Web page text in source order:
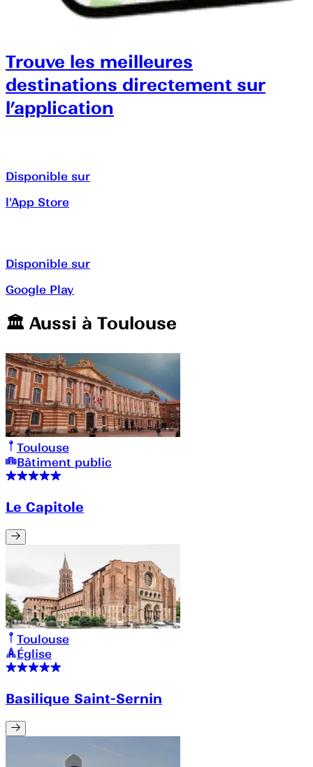
Trouve les meilleures
destinations directement sur
l’application
Disponible sur
l'App Store
Disponible sur
Google Play
🏛️️ Aussi à Toulouse
Toulouse
Bâtiment public
Le Capitole
Toulouse
Église
Basilique Saint-Sernin